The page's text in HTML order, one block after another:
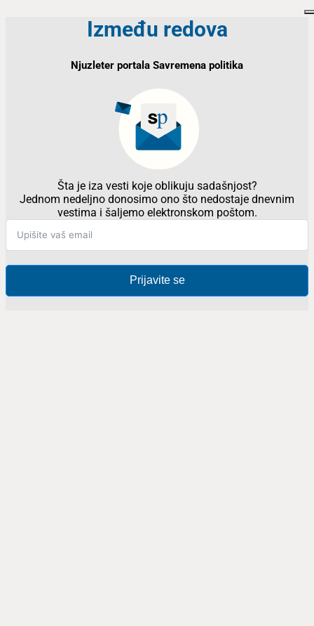
Između redova
Njuzleter portala Savremena politika
Šta je iza vesti koje oblikuju sadašnjost?
Jednom nedeljno donosimo ono što nedostaje dnevnim
vestima i šaljemo elektronskom poštom.
Prijavite se